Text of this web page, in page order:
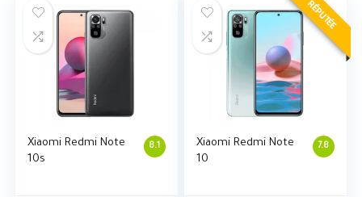
8.1
Xiaomi Redmi Note
10s
RÉPUTÉE
7.8
Xiaomi Redmi Note
10